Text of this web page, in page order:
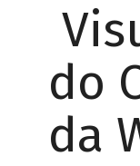
do
da